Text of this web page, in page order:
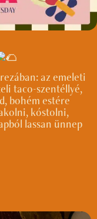
az emeleti
taco-szentéllyé,
bohém estére
kóstolni,
lassan ünnep